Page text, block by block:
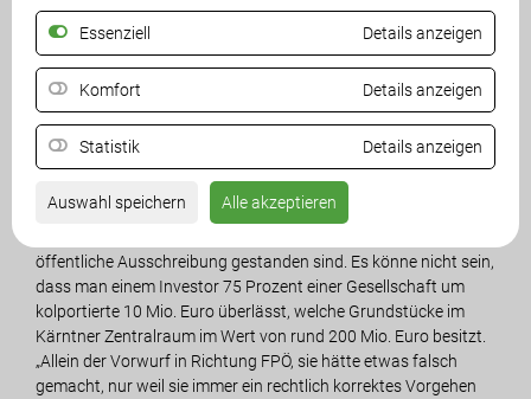
Essenziell Details anzeigen
Komfort Details anzeigen
Statistik Details anzeigen
Auswahl speichern Alle akzeptieren
Die traurige Konsequenz sei, dass der Kärnten Airport im Jahr
2017 durch den Wegfall der Berlin-Flüge sogar weit unter
öffentliche Finanzspritzen benötigen, um den Flugbetrieb
ordnungsgemäß aufrechterhalten zu können? Darauf müssen
Kaiser und Schaunig Antworten geben.“
Zum Thema Privatisierung hält Darmann fest, dass die
Freiheitlichen immer für einen starken Partner im Bereich
öffentliche Ausschreibung gestanden sind. Es könne nicht sein,
dass man einem Investor 75 Prozent einer Gesellschaft um
kolportierte 10 Mio. Euro überlässt, welche Grundstücke im
Kärntner Zentralraum im Wert von rund 200 Mio. Euro besitzt.
„Allein der Vorwurf in Richtung FPÖ, sie hätte etwas falsch
gemacht, nur weil sie immer ein rechtlich korrektes Vorgehen